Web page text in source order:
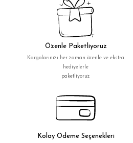
Özenle Paketliyoruz
Kargolarınızı her zaman özenle ve ekstra
hediyelerle
paketliyoruz
Kolay Ödeme Seçenekleri